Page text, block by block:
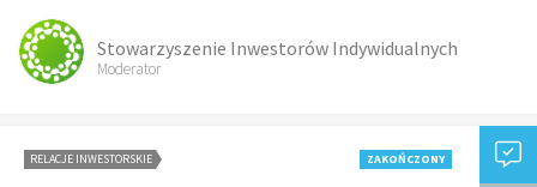
Stowarzyszenie Inwestorów Indywidualnych
Moderator
RELACJE INWESTORSKIE ZAKOŃCZONY